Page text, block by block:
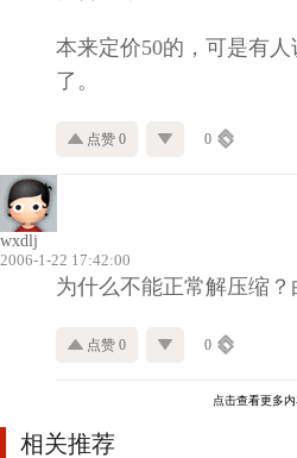
本来定价50的，可是有
了。
点赞 0 0
wxdlj
2006-1-22 17:42:00
为什么不能正常解压缩
点赞 0 0
点击查看更多内
相关推荐